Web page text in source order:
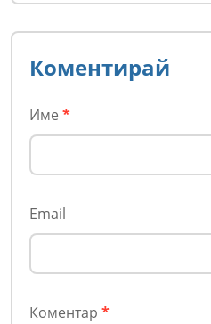
Коментирай
Име *
Email
Коментар *